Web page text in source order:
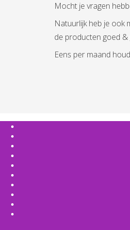
Mocht je vragen
Natuurlijk heb je ook
de producten goed
Eens per maand